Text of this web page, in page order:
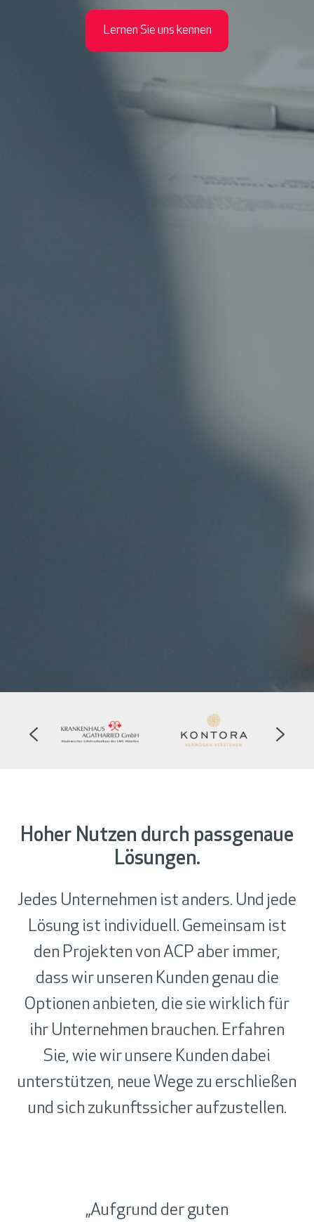
Lernen Sie uns kennen
Hoher Nutzen durch passgenaue
Lösungen.
Jedes Unternehmen ist anders. Und jede
Lösung ist individuell. Gemeinsam ist
den Projekten von ACP aber immer,
dass wir unseren Kunden genau die
Optionen anbieten, die sie wirklich für
ihr Unternehmen brauchen. Erfahren
Sie, wie wir unsere Kunden dabei
unterstützen, neue Wege zu erschließen
und sich zukunftssicher aufzustellen.
„Aufgrund der guten